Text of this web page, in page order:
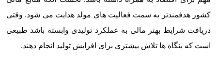
کشور هدفمندتر به سمت فعالیت های مولد هدایت می شود. وقتی
دریافت شرایط بهتر مالی به عملکرد تولیدی وابسته باشد طبیعی
است که بنگاه ها تلاش بیشتری برای افزایش تولید انجام دهند.